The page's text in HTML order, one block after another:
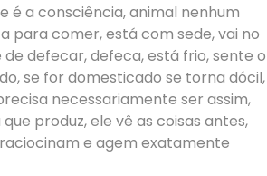
é a consciência, animal nenhum
para comer, está com sede, vai no
defecar, defeca, está frio, sente o
se for domesticado se torna dócil,
necessariamente ser assim,
produz, ele vê as coisas antes,
e agem exatamente